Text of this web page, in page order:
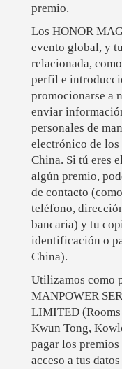
premio.
Los HONOR
evento global, y
relacionada,
perfil e
promocionarse a
enviar
personales de
electrónico de los
China. Si tú eres
algún premio,
de contacto
teléfono,
bancaria) y tu
identificación o
China).
Utilizamos como
MANPOWER
LIMITED (Rooms
Kwun Tong,
pagar los
acceso a tus